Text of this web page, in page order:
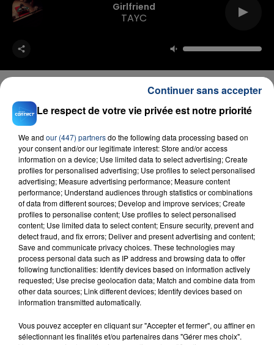
Girlfriend
TAYC
FIL D'ACTU
23 juillet 2026
INCENDIE MORTEL À LENS : UNE FEMME ET
SON BÉBÉ ENTRE LA VIE ET LA...
Un homme s'est immolé par le feu après avoir
aspergé sa compagne et leur bébé de trois mois
d'un liquide inflammable.
Le respect de votre vie privée est notre priorité
We and our (447) partnersdo the following data processing based on
your consent and/or our legitimate interest: Store and/or access
information on a device; Use limited data to select advertising; Create
profiles for personalised advertising; Use profiles to select personalised
advertising; Measure advertising performance; Measure content
performance; Understand audiences through statistics or combinations
of data from different sources; Develop and improve services; Create
profiles to personalise content; Use profiles to select personalised
content; Use limited data to select content; Ensure security, prevent and
detect fraud, and fix errors; Deliver and present advertising and content;
Save and communicate privacy choices. These technologies may
process personal data such as IP address and browsing data to offer
following functionalities: Identify devices based on information actively
requested; Use precise geolocation data; Match and combine data from
other data sources; Link different devices; Identify devices based on
information transmitted automatically.
Vous pouvez accepter en cliquant sur "Accepter et fermer", ou affiner en
sélectionnant les finalités et/ou partenaires dans "Gérer mes choix".
Continuer sans accepter